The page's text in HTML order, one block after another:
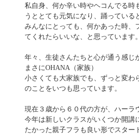
私自身、何か辛い時やヘコんでる時
うととても元気になり、踊っている
みんなにとっても、何かあった時、
てくれたらいいな、と思っています。
年々、生徒さんたちと心が通う感じ
まさにOHANA（家族）
小さくても大家族でも、ずっと変わ
のことをいつも思っています。
現在３歳から６０代の方が、ハーラ
今年は新しいクラスがいくつか開講
たかった親子フラも良い形でスター